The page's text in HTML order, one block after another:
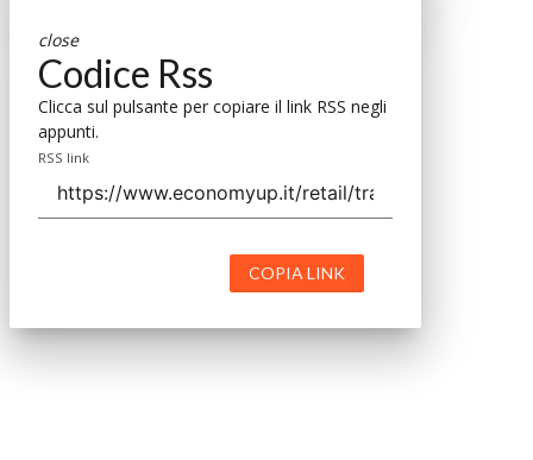
close
Codice Rss
Clicca sul pulsante per copiare il link RSS negli
appunti.
RSS link
COPIA LINK